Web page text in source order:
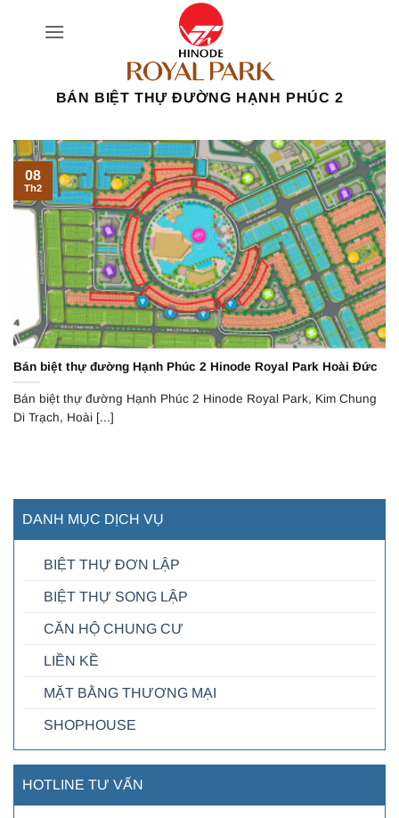
BÁN BIỆT THỰ ĐƯỜNG HẠNH PHÚC 2
Bán biệt thự đường Hạnh Phúc 2 Hinode Royal Park Hoài Đức
Bán biệt thự đường Hạnh Phúc 2 Hinode Royal Park, Kim Chung
Di Trạch, Hoài [...]
08
Th2
DANH MỤC DỊCH VỤ
BIỆT THỰ ĐƠN LẬP
BIỆT THỰ SONG LẬP
CĂN HỘ CHUNG CƯ
LIỀN KỀ
MẶT BẰNG THƯƠNG MẠI
SHOPHOUSE
HOTLINE TƯ VẤN